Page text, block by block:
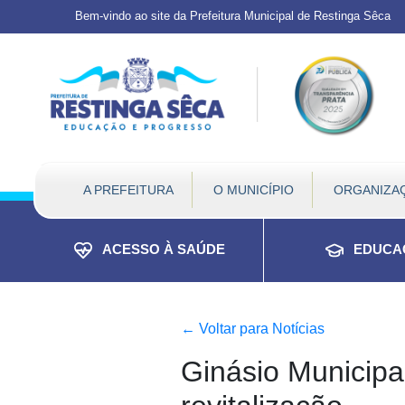
Topo do site
Ir para conteúdo principal
Todos os atalhosBem-vindo ao site da Prefeitura Municipal de Restinga Sêca
A PREFEITURA O MUNICÍPIO
Conteúdo principal
Conteúdo Principal
Prefeitura Municipal de
ACESSO À SAÚDE
← Voltar para Notícias
Ginásio